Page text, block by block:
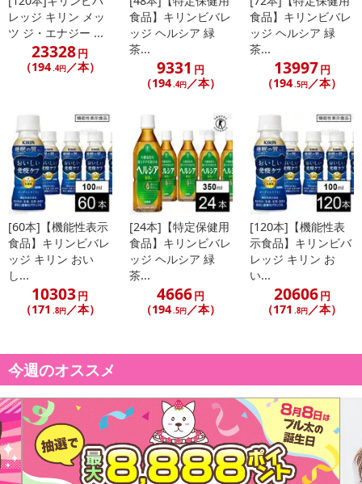
レッジ キリン メッ
ツ ジ・エナジー ...
23328円
（194 .4円／本）
食品】キリンビバレ
ッジ ヘルシア 緑
茶...
9331 円
（194 .4円 ／本）
食品】キリンビバレ
ッジ ヘルシア 緑
茶...
13997円
（194 .5円 ／本）
[60本]【機能性表示
食品】キリンビバレ
ッジ キリン おい
し...
10303円
（171 .8円／本）
[24本]【特定保健用
食品】キリンビバレ
ッジ ヘルシア 緑
茶...
4666円
（194.5円／本）
[120本]【機能性表
示食品】キリンビバ
レッジ キリン お
い...
20606円
（171 .8円／本）
今週のオススメ